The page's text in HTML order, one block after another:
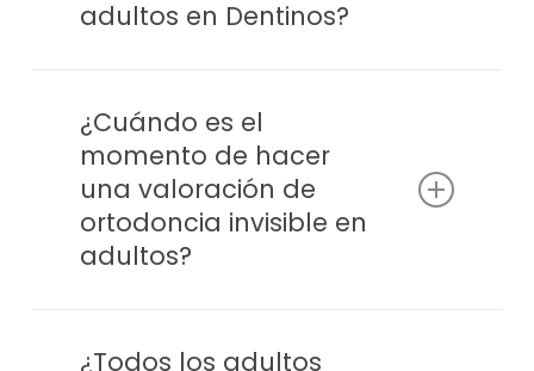
adultos en Dentinos?
mordida y las encías, fotografías
intraorales y extraorales, y escáner intraoral
o radiografías si el caso lo requiere. El
objetivo es tener la información suficiente
para un diagnóstico real antes de
proponer ningún tratamiento.
¿Cuándo es el
momento de hacer
una valoración de
ortodoncia invisible en
adultos?
cuando los dientes han vuelto a moverse
¿Todos los adultos